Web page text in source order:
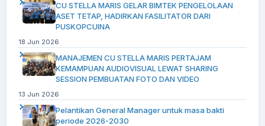
CU STELLA MARIS GELAR BIMTEK PENGELOLAAN
ASET TETAP, HADIRKAN FASILITATOR DARI
PUSKOPCUINA
18 Jun 2026
MANAJEMEN CU STELLA MARIS PERTAJAM
KEMAMPUAN AUDIOVISUAL LEWAT SHARING
SESSION PEMBUATAN FOTO DAN VIDEO
13 Jun 2026
Pelantikan General Manager untuk masa bakti
periode 2026-2030